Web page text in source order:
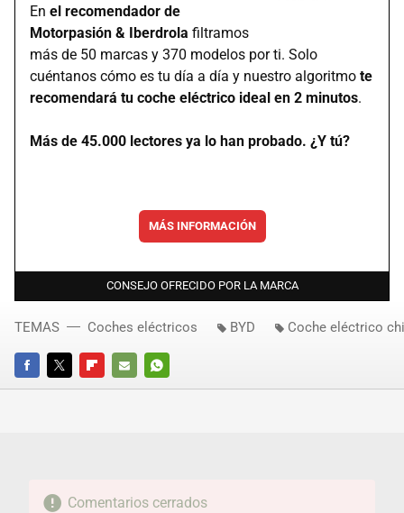
En el recomendador de
Motorpasión & Iberdrola filtramos
más de 50 marcas y 370 modelos por ti. Solo
cuéntanos cómo es tu día a día y nuestro algoritmo te
recomendará tu coche eléctrico ideal en 2 minutos.
Más de 45.000 lectores ya lo han probado. ¿Y tú?
MÁS INFORMACIÓN
CONSEJO OFRECIDO POR LA MARCA
FACEBOOKTWITTERFLIPBOARD
E-
WHATSAPP
TEMAS Coches eléctricos BYD Coche eléctrico
Comentarios cerrados